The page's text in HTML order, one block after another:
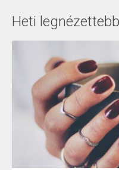
Heti legnézettebb